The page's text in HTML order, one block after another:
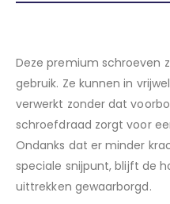
Deze premium schroeven
gebruik. Ze kunnen in
verwerkt zonder dat
schroefdraad zorgt voor
Ondanks dat er minder
speciale snijpunt, blijft de
uittrekken gewaarborgd.